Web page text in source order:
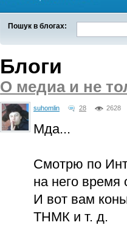
Пошук в блогах:
Блоги
О медиа и не
suhomlin 28 2628
Мда...
Смотрю по
на него время
И вот вам
ТНМК и т. д.